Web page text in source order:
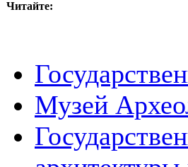
Читайте:
Музей